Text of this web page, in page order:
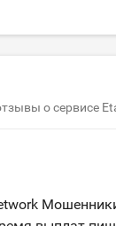
о сервисе